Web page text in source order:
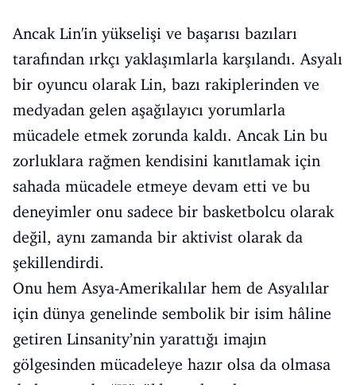
Ancak Lin'in yükselişi ve başarısı bazıları
tarafından ırkçı yaklaşımlarla karşılandı. Asyalı
bir oyuncu olarak Lin, bazı rakiplerinden ve
medyadan gelen aşağılayıcı yorumlarla
mücadele etmek zorunda kaldı. Ancak Lin bu
zorluklara rağmen kendisini kanıtlamak için
sahada mücadele etmeye devam etti ve bu
deneyimler onu sadece bir basketbolcu olarak
değil, aynı zamanda bir aktivist olarak da
şekillendirdi.
Onu hem Asya-Amerikalılar hem de Asyalılar
için dünya genelinde sembolik bir isim hâline
getiren Linsanity’nin yarattığı imajın
gölgesinden mücadeleye hazır olsa da olmasa